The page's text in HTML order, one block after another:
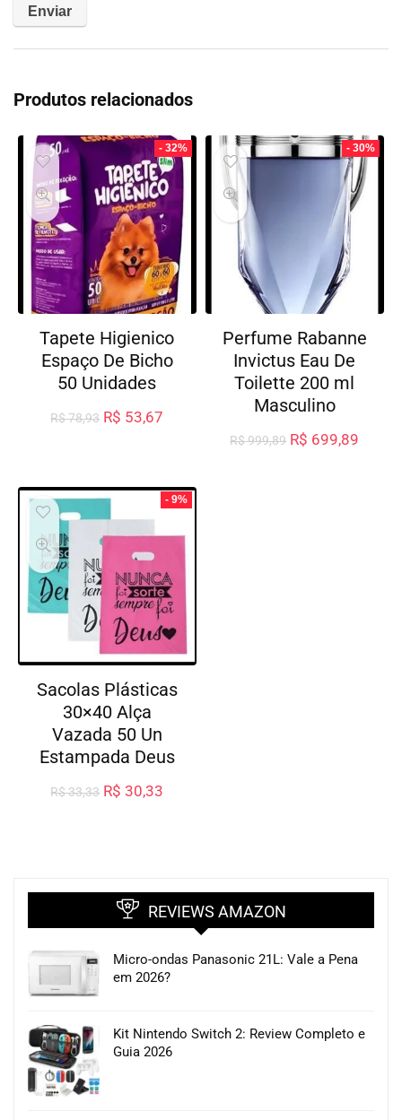
Produtos relacionados
- 32%
Tapete Higienico
Espaço De Bicho
50 Unidades
R$78,93 R$ 53,67
- 30%
Perfume Rabanne
Invictus Eau De
Toilette 200 ml
Masculino
R$999,89 R$ 699,89
- 9%
Sacolas Plásticas
30×40 Alça
Vazada 50 Un
Estampada Deus
R$33,33 R$ 30,33
REVIEWS AMAZON
Micro-ondas Panasonic 21L: Vale a Pena
em 2026?
Kit Nintendo Switch 2: Review Completo e
Guia 2026